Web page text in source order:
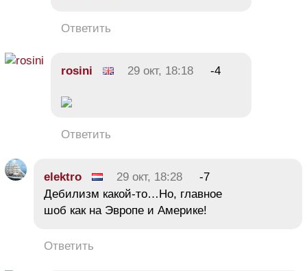
Ответить
rosini 29 окт, 18:18 -4
Ответить
elektro 29 окт, 18:28
-7
Дебилизм какой-то…Но, главное
шоб как на Эвропе и Америке!
Ответить